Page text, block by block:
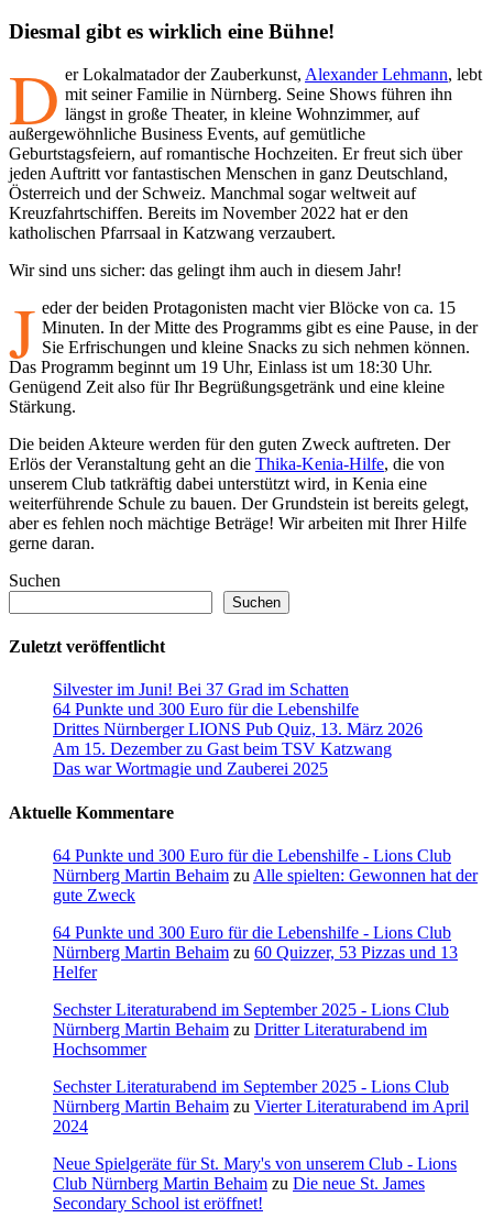
Diesmal gibt es wirklich eine Bühne!
D er Lokalmatador der Zauberkunst, Alexander Lehmann, lebt
mit seiner Familie in Nürnberg. Seine Shows führen ihn
längst in große Theater, in kleine Wohnzimmer, auf
außergewöhnliche Business Events, auf gemütliche
Geburtstagsfeiern, auf romantische Hochzeiten. Er freut sich über
jeden Auftritt vor fantastischen Menschen in ganz Deutschland,
Österreich und der Schweiz. Manchmal sogar weltweit auf
Kreuzfahrtschiffen. Bereits im November 2022 hat er den
katholischen Pfarrsaal in Katzwang verzaubert.
Wir sind uns sicher: das gelingt ihm auch in diesem Jahr!
J eder der beiden Protagonisten macht vier Blöcke von ca. 15
Minuten. In der Mitte des Programms gibt es eine Pause, in der
Sie Erfrischungen und kleine Snacks zu sich nehmen können.
Das Programm beginnt um 19 Uhr, Einlass ist um 18:30 Uhr.
Genügend Zeit also für Ihr Begrüßungsgetränk und eine kleine
Stärkung.
Die beiden Akteure werden für den guten Zweck auftreten. Der
Erlös der Veranstaltung geht an die Thika-Kenia-Hilfe, die von
unserem Club tatkräftig dabei unterstützt wird, in Kenia eine
weiterführende Schule zu bauen. Der Grundstein ist bereits gelegt,
aber es fehlen noch mächtige Beträge! Wir arbeiten mit Ihrer Hilfe
gerne daran.
Suchen
Suchen
Zuletzt veröffentlicht
Silvester im Juni! Bei 37 Grad im Schatten
64 Punkte und 300 Euro für die Lebenshilfe
Drittes Nürnberger LIONS Pub Quiz, 13. März 2026
Am 15. Dezember zu Gast beim TSV Katzwang
Das war Wortmagie und Zauberei 2025
Aktuelle Kommentare
64 Punkte und 300 Euro für die Lebenshilfe - Lions Club
Nürnberg Martin Behaim zu Alle spielten: Gewonnen hat der
gute Zweck
64 Punkte und 300 Euro für die Lebenshilfe - Lions Club
Nürnberg Martin Behaim zu 60 Quizzer, 53 Pizzas und 13
Helfer
Sechster Literaturabend im September 2025 - Lions Club
Nürnberg Martin Behaim zu Dritter Literaturabend im
Hochsommer
Sechster Literaturabend im September 2025 - Lions Club
Nürnberg Martin Behaim zu Vierter Literaturabend im April
2024
Neue Spielgeräte für St. Mary's von unserem Club - Lions
Club Nürnberg Martin Behaim zu Die neue St. James
Secondary School ist eröffnet!